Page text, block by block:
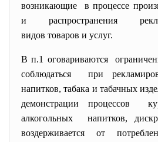
возникающие в процессе
и распространения
видов товаров и услуг.
В п.1 оговариваются
соблюдаться при
напитков, табака и табачных
демонстрации процессов
алкогольных напитков,
воздерживается от